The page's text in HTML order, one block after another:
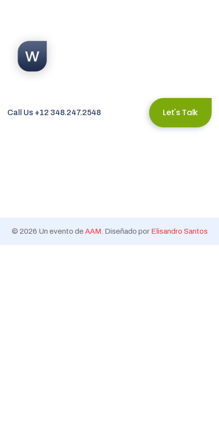
Call Us +12 348.247.2548 Let's Talk
© 2026 Un evento de AAM . Diseñado por Elisandro Santos